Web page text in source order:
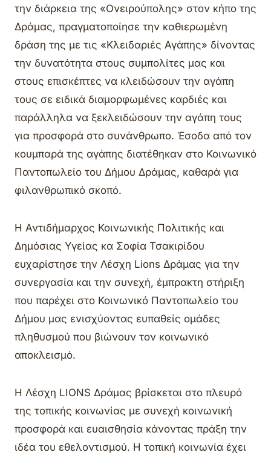
την διάρκεια της «Ονειρούπολης» στον κήπο της
Δράμας, πραγματοποίησε την καθιερωμένη
δράση της με τις «Κλειδαριές Αγάπης» δίνοντας
την δυνατότητα στους συμπολίτες μας και
στους επισκέπτες να κλειδώσουν την αγάπη
τους σε ειδικά διαμορφωμένες καρδιές και
παράλληλα να ξεκλειδώσουν την αγάπη τους
για προσφορά στο συνάνθρωπο. Έσοδα από τον
κουμπαρά της αγάπης διατέθηκαν στο Κοινωνικό
Παντοπωλείο του Δήμου Δράμας, καθαρά για
φιλανθρωπικό σκοπό.
Η Αντιδήμαρχος Κοινωνικής Πολιτικής και
Δημόσιας Υγείας κα Σοφία Τσακιρίδου
ευχαρίστησε την Λέσχη Lions Δράμας για την
συνεργασία και την συνεχή, έμπρακτη στήριξη
που παρέχει στο Κοινωνικό Παντοπωλείο του
Δήμου μας ενισχύοντας ευπαθείς ομάδες
πληθυσμού που βιώνουν τον κοινωνικό
αποκλεισμό.
Η Λέσχη LIONS Δράμας βρίσκεται στο πλευρό
της τοπικής κοινωνίας με συνεχή κοινωνική
προσφορά και ευαισθησία κάνοντας πράξη την
ιδέα του εθελοντισμού. Η τοπική κοινωνία έχει